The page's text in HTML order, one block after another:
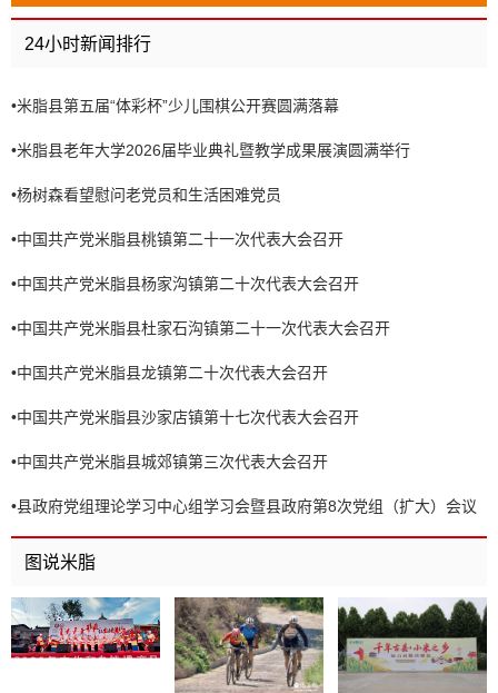
24小时新闻排行
•米脂县第五届“体彩杯”少儿围棋公开赛圆满落幕
•米脂县老年大学2026届毕业典礼暨教学成果展演圆满举行
•杨树森看望慰问老党员和生活困难党员
•中国共产党米脂县桃镇第二十一次代表大会召开
•中国共产党米脂县杨家沟镇第二十次代表大会召开
•中国共产党米脂县杜家石沟镇第二十一次代表大会召开
•中国共产党米脂县龙镇第二十次代表大会召开
•中国共产党米脂县沙家店镇第十七次代表大会召开
•中国共产党米脂县城郊镇第三次代表大会召开
•县政府党组理论学习中心组学习会暨县政府第8次党组（扩大）会议
召开
图说米脂